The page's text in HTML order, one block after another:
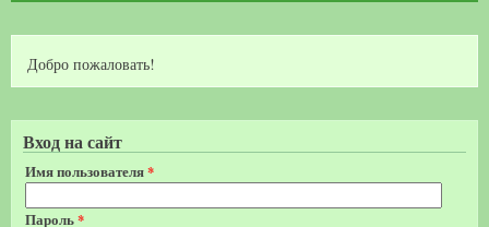
Добро пожаловать!
Вход на сайт
Имя пользователя*
Пароль*